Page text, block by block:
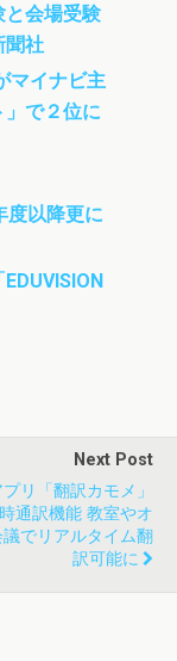
会場受験
聞社
マイナビ主
で２位に
以降更に
Next Post
リ「翻訳カモメ」
通訳機能 教室やオ
議でリアルタイム翻
訳可能に